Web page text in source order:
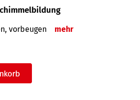
vorbeugen mehr